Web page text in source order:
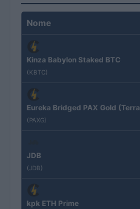
Nome
Kinza Babylon Staked BTC
(KBTC)
Eureka Bridged PAX Gold (Terra
(PAXG)
JDB
(JDB)
kpk ETH Prime